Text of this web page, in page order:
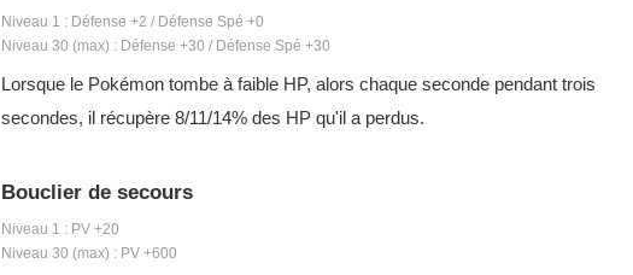
Niveau 1 : Défense +2 / Défense Spé +0
Niveau 30 (max) : Défense +30 / Défense Spé +30
Lorsque le Pokémon tombe à faible HP, alors chaque seconde pendant trois
secondes, il récupère 8/11/14% des HP qu'il a perdus.
Bouclier de secours
Niveau 1 : PV +20
Niveau 30 (max) : PV +600